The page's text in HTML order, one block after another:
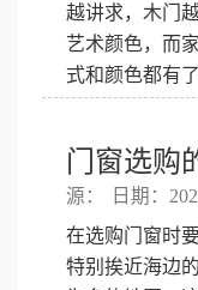
越讲求，木门
艺术颜色，而
式和颜色都有
门窗选购
源：
日期：
在选购门窗时
特别挨近海边